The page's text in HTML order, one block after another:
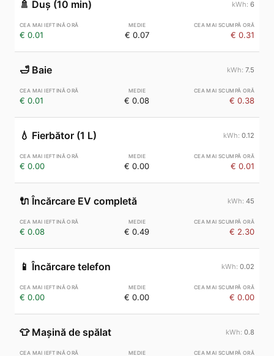
🚿 Duș (10 min) 6
€ 0.01 € 0.07 € 0.31
🛁 Baie 7.5
€ 0.01 € 0.08 € 0.38
💧 Fierbător (1 L) 0.12
€ 0.00 € 0.00 € 0.01
🔌 Încărcare EV completă 45
€ 0.08 € 0.49 € 2.30
📱 Încărcare telefon 0.02
€ 0.00 € 0.00 € 0.00
👕 Mașină de spălat 0.8